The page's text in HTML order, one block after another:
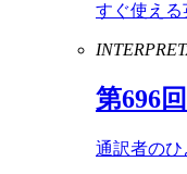
すぐ使える
第696
通訳者の